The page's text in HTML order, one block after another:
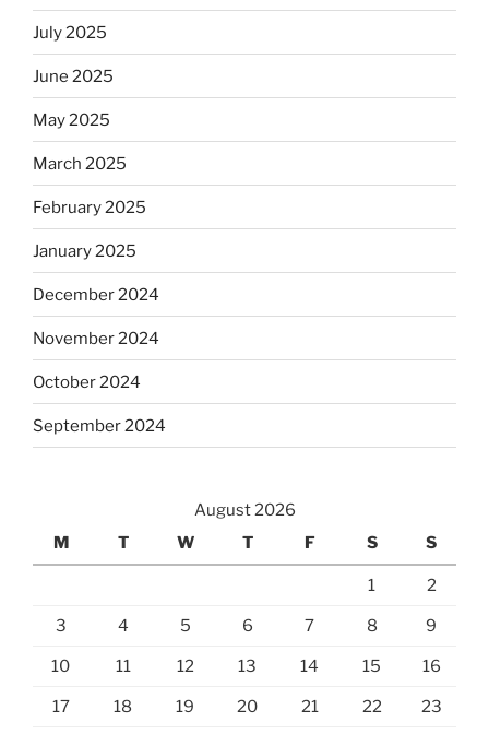
July 2025
June 2025
May 2025
March 2025
February 2025
January 2025
December 2024
November 2024
October 2024
September 2024
August 2026
M
T W T F S S
1 2
3 4 5 6 7 8 9
10 11 12 13 14 15 16
17 18 19 20 21 22 23